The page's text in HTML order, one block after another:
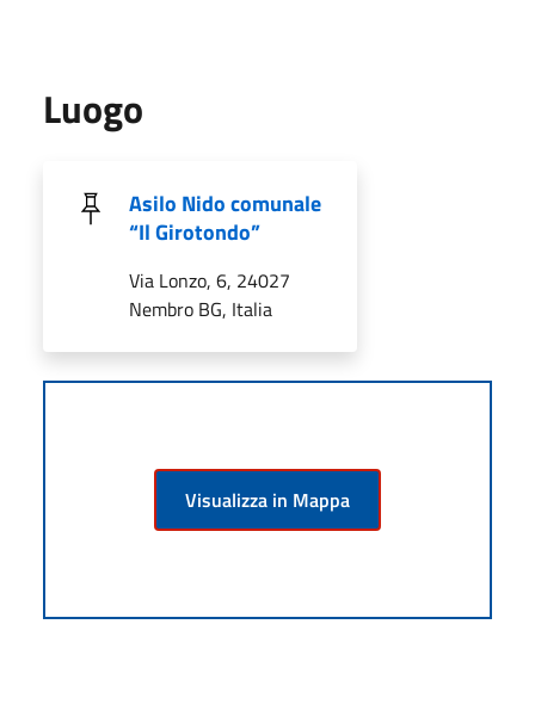
Luogo
Asilo Nido comunale
“Il Girotondo”
Via Lonzo, 6, 24027
Nembro BG, Italia
Visualizza in Mappa